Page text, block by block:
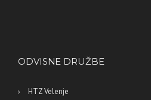
ODVISNE DRUŽBE
HTZ Velenje